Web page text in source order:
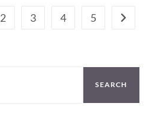
2 3 4 5 Go to
SEARCH